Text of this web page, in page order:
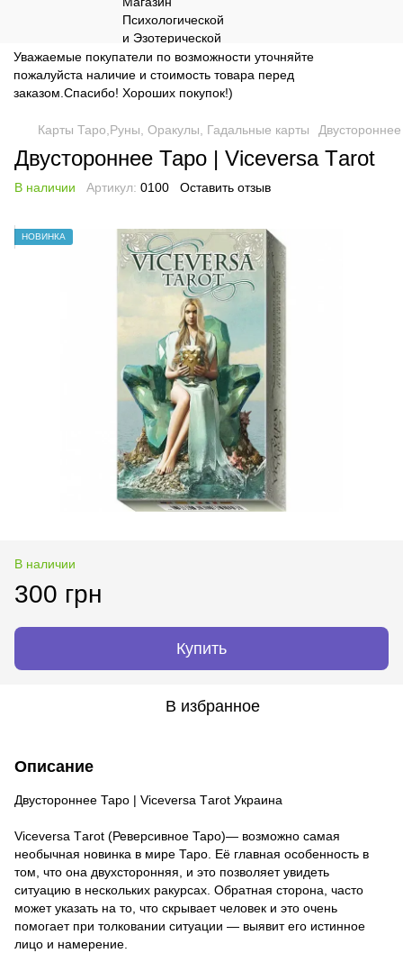
Уважаемые покупатели по возможности уточняйте
пожалуйста наличие и стоимость товара перед
заказом.Спасибо! Хороших покупок!)
Карты Таро,Руны, Оракулы, Гадальные карты
Двустороннее Таро | Viceversa Тarot
В наличии Артикул: 0100 Оставить отзыв
НОВИНКА
В наличии
300 грн
Купить
В избранное
Описание
Двустороннее Таро | Viceversa Тarot Украина
Viceversa Тarot (Реверсивное Таро)— возможно самая
необычная новинка в мире Таро. Её главная особенность в
том, что она двухсторонняя, и это позволяет увидеть
ситуацию в нескольких ракурсах. Обратная сторона, часто
может указать на то, что скрывает человек и это очень
помогает при толковании ситуации — выявит его истинное
лицо и намерение.